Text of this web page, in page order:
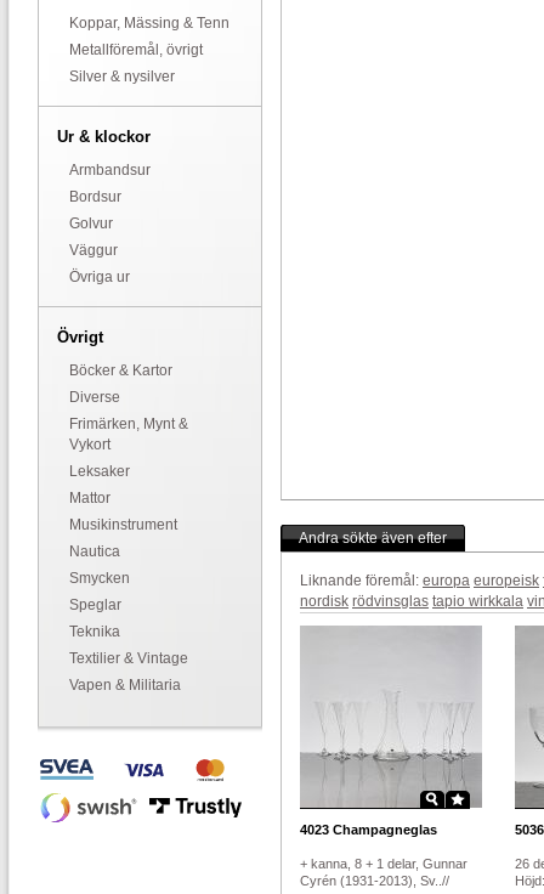
Koppar, Mässing & Tenn
Metallföremål, övrigt
Silver & nysilver
Ur & klockor
Armbandsur
Bordsur
Golvur
Väggur
Övriga ur
Övrigt
Böcker & Kartor
Diverse
Frimärken, Mynt &
Vykort
Leksaker
Mattor
Musikinstrument
Nautica
Smycken
Speglar
Teknika
Textilier & Vintage
Vapen & Militaria
Andra sökte även efter
Liknande föremål: europa europeisk
nordisk rödvinsglas tapio wirkkala
4023 Champagneglas
+ kanna, 8 + 1 delar, Gunnar
Cyrén (1931-2013), Sv..//
5036
26